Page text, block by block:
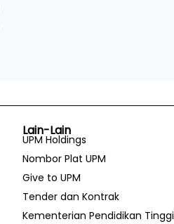
Lain-Lain
UPM Holdings
Nombor Plat UPM
Give to UPM
Tender dan Kontrak
Kementerian Pendidikan Tinggi